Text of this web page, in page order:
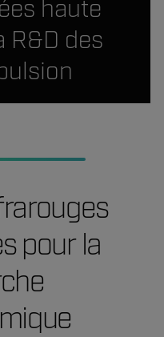
haute
R&D des
pour la